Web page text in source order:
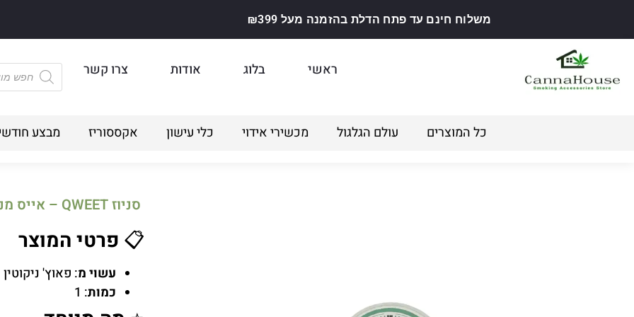
משלוח חינם עד פתח הדלת בהזמנה מעל ₪399
ראשי בלוג אודות צרו קשר
כל המוצרים עולם הגלגול מכשירי אידוי כלי עישון אקססוריז מבצע
סניוז QWEET – אייס מנטה 8 מג
📋 פרטי המוצר
עשוי מ: פאוץ' ניקוטין
כמות: 1